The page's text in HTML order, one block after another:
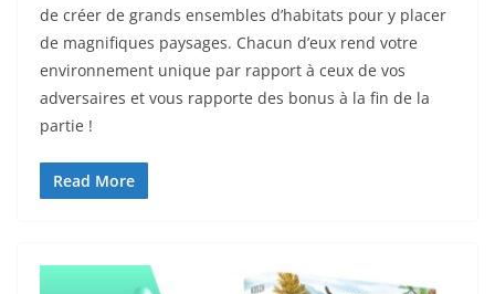
de créer de grands ensembles d’habitats pour y placer
de magnifiques paysages. Chacun d’eux rend votre
environnement unique par rapport à ceux de vos
adversaires et vous rapporte des bonus à la fin de la
partie !
Read More